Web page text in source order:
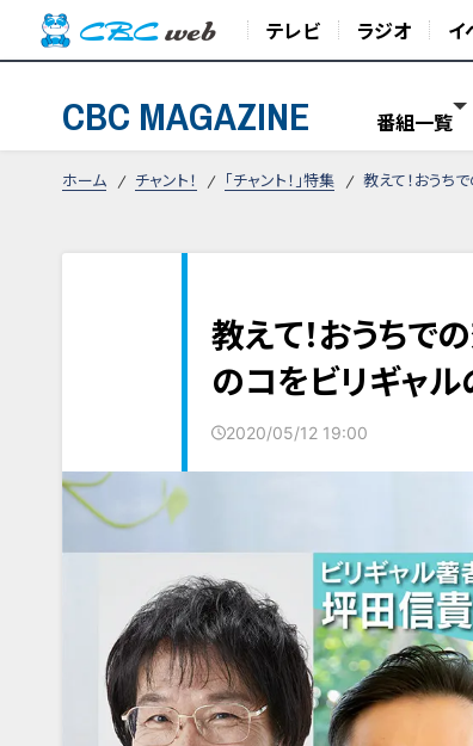
テレビ ラジオ イ
CBC MAGAZINE 番組一覧
ホーム チャント！ 「チャント！」特集 教えて！おうち
教えて！おうち
のコをビリギャル
2020/05/12 19:00